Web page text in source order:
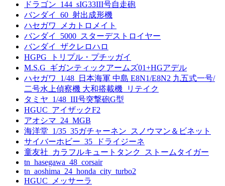
ドラゴン_144_sIG33III号自走砲
バンダイ_60_射出成形機
ハセガワ_メカトロメイト
バンダイ_5000_スターデストロイヤー
バンダイ_ザクレロハロ
HGPG_トリプル・プチッガイ
M.S.G_ギガンティックアームズ01+HGアデル
ハセガワ_1/48_日本海軍 中島 E8N1/E8N2 九五式一号/
二号水上偵察機 大和搭載機_リテイク
タミヤ_1/48_III号突撃砲G型
HGUC_アイザックF2
アオシマ_24_MGB
海洋堂_1/35_35ガチャーネン_スノウマン＆ビネット
サイバーホビー_35_ドライジーネ
童友社_カラフルキュートタンク_ストームタイガー
tn_hasegawa_48_corsair
tn_aoshima_24_honda_city_turbo2
HGUC_メッサーラ